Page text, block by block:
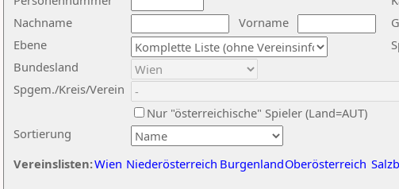
Nachname
Vorname
Ebene
Sortierung
Bundesland
Spgem./Kreis/Verein
Nur "österreichische" Spieler (Land=AUT)
Vereinslisten:Wien Niederösterreich BurgenlandOberösterreich